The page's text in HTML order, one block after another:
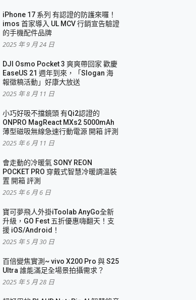
iPhone 17 系列 有認證的防護來囉！
imos 首家導入 UL MCV 行銷宣告驗證
的手機配件品牌
2025 年 9 月 24 日
DJI Osmo Pocket 3 爽爽帶回家 歡慶
EaseUS 21 週年到來，「Slogan 海
報徵稿活動」好康大放送
2025 年 8 月 11 日
小巧好吸不擋鏡頭 有Qi2認證的
ONPRO MagReact MXs2 5000mAh
薄型磁吸無線急速行動電源 開箱 評測
2025 年 6 月 11 日
會走動的冷暖氣 SONY REON
POCKET PRO 穿戴式智慧冷暖調溫裝
置 開箱 評測
2025 年 6 月 6 日
寶可夢飛人外掛iToolab AnyGo全新
升級，GO Fest 五折優惠嗨翻天！支
援 iOS/Android！
2025 年 5 月 30 日
百倍變焦實測~ vivo X200 Pro 與 S25
Ultra 誰能滿足全場景拍攝需求？
2025 年 5 月 28 日